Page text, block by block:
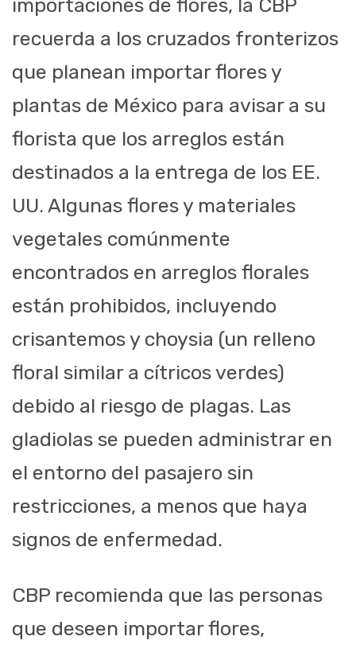
importaciones de flores, la CBP
recuerda a los cruzados fronterizos
que planean importar flores y
plantas de México para avisar a su
florista que los arreglos están
destinados a la entrega de los EE.
UU. Algunas flores y materiales
vegetales comúnmente
encontrados en arreglos florales
están prohibidos, incluyendo
crisantemos y choysia (un relleno
floral similar a cítricos verdes)
debido al riesgo de plagas. Las
gladiolas se pueden administrar en
el entorno del pasajero sin
restricciones, a menos que haya
signos de enfermedad.
CBP recomienda que las personas
que deseen importar flores,